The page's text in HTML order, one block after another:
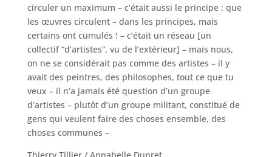
circuler un maximum – c’était aussi le principe : que
les œuvres circulent – dans les principes, mais
certains ont cumulés ! – c’était un réseau [un
collectif “d’artistes”, vu de l’extérieur] – mais nous,
on ne se considérait pas comme des artistes – il y
avait des peintres, des philosophes, tout ce que tu
veux – il n’a jamais été question d’un groupe
d’artistes – plutôt d’un groupe militant, constitué de
gens qui veulent faire des choses ensemble, des
choses communes –